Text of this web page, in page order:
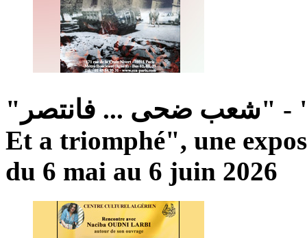
"شعب ضحى ... فانتصر" -
Et a triomphé", une
du 6 mai au 6 juin 2026